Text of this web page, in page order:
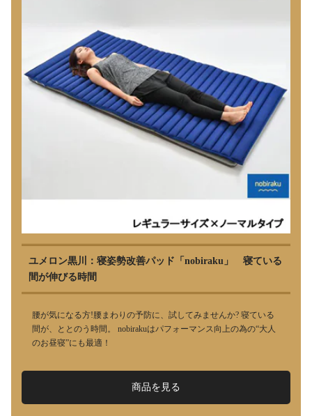
ユメロン黒川：寝姿勢改善パッド「nobiraku」 寝ている
間が伸びる時間
腰が気になる方!腰まわりの予防に、試してみませんか? 寝ている
間が、ととのう時間。 nobirakuはパフォーマンス向上の為の“大人
のお昼寝”にも最適！
商品を見る